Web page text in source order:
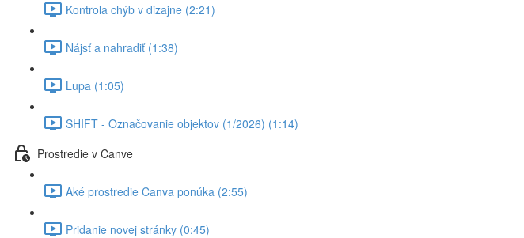
Kontrola chýb v dizajne (2:21)
Nájsť a nahradiť (1:38)
Lupa (1:05)
SHIFT - Označovanie objektov (1/2026) (1:14)
Prostredie v Canve
Aké prostredie Canva ponúka (2:55)
Pridanie novej stránky (0:45)